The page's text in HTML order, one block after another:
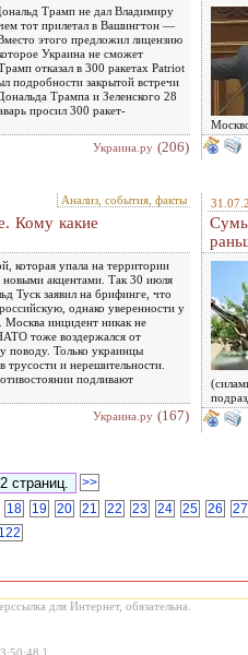
Трамп не дал Владимиру
тот прилетал в Вашингтон —
этого предложил лицензию
Украина не сможет
отказал в 300 ракетах Patriot
подробности закрытой встречи
Трампа и Зеленского 28
просил 300 ракет-
Украина.ру (206)
Анализ, события, факты
Кому какие
которая упала на территории
новыми акцентами. Так 30 июля
Туск заявил на брифинге, что
однако уверенности у
Москва инцидент никак не
тоже воздержался от
поводу. Только украинцы
трусости и нерешительности.
подливают
Украина.ру (167)
Сумы
>>
18 19 20 21 22 23 24 25 26 27
для Интернет, обязательна.